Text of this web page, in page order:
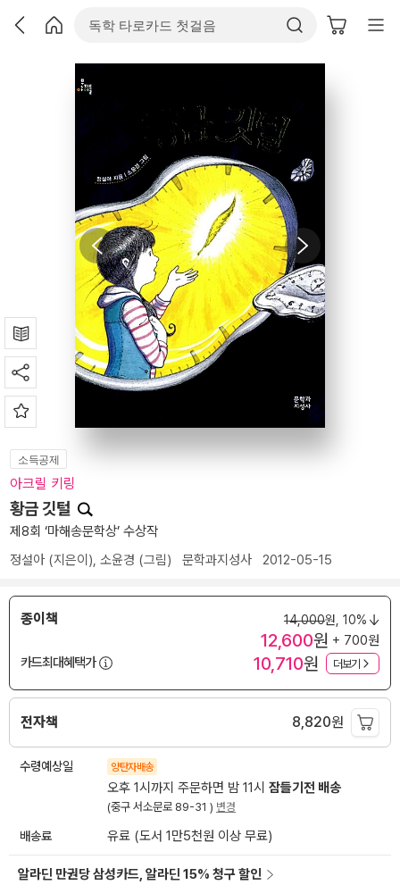
소득공제
아크릴 키링
황금 깃털
제8회 ‘마해송문학상’ 수상작
정설아 (지은이), 소윤경 (그림) 문학과지성사 2012-05-15
종이책 14,000원, 10%
12,600원 + 700원
카드최대혜택가
10,710원 더보기
전자책 8,820원
수령예상일 양탄자배송
오후 1시까지 주문하면 밤 11시 잠들기전 배송
(중구 서소문로 89-31 ) 변경
배송료 유료 (도서 1만5천원 이상 무료)
알라딘 만권당 삼성카드, 알라딘 15% 청구 할인